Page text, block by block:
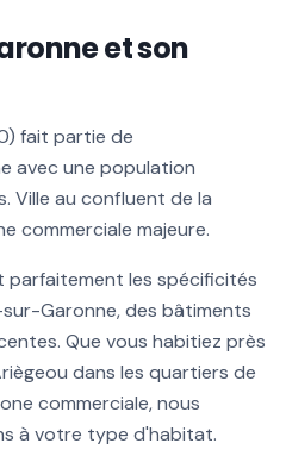
et son
) fait partie de
avec une population
Ville au confluent de la
commerciale majeure.
parfaitement les spécificités
Garonne, des bâtiments
Que vous habitiez près
ou dans les quartiers de
commerciale, nous
à votre type d'habitat.